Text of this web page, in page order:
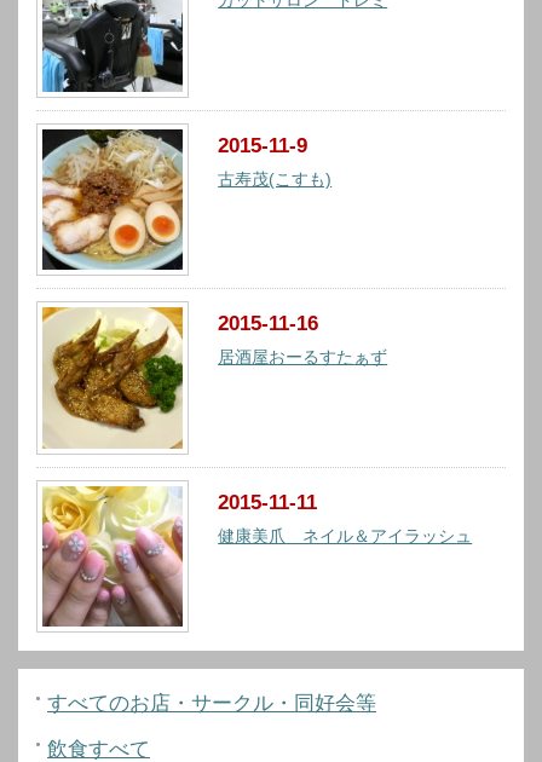
2015-11-9
古寿茂(こすも)
2015-11-16
居酒屋おーるすたぁず
2015-11-11
健康美爪 ネイル＆アイラッシュ
すべてのお店・サークル・同好会等
飲食すべて